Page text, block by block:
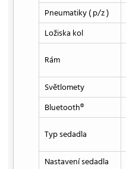
Pneumatiky ( p/z )
Ložiska kol
Rám
Světlomety
Bluetooth®
Typ sedadla
Nastavení sedadla